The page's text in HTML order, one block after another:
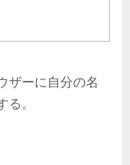
ザーに自分の名
る。